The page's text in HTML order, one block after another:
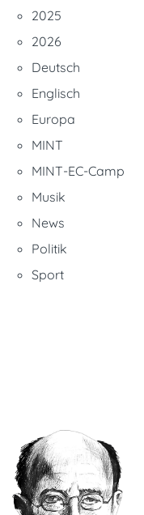
2025
2026
Deutsch
Englisch
Europa
MINT
MINT-EC-Camp
Musik
News
Politik
Sport